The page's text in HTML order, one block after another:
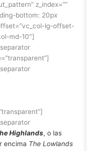
z_index=””
bottom: 20px
lg-offset-
md-10″]
Highlands, o las
encima The Lowlands